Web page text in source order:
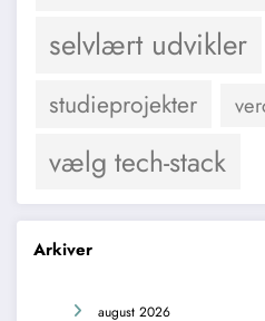
selvlært udvikler
studieprojekter
vælg tech-stack
Arkiver
august 2026